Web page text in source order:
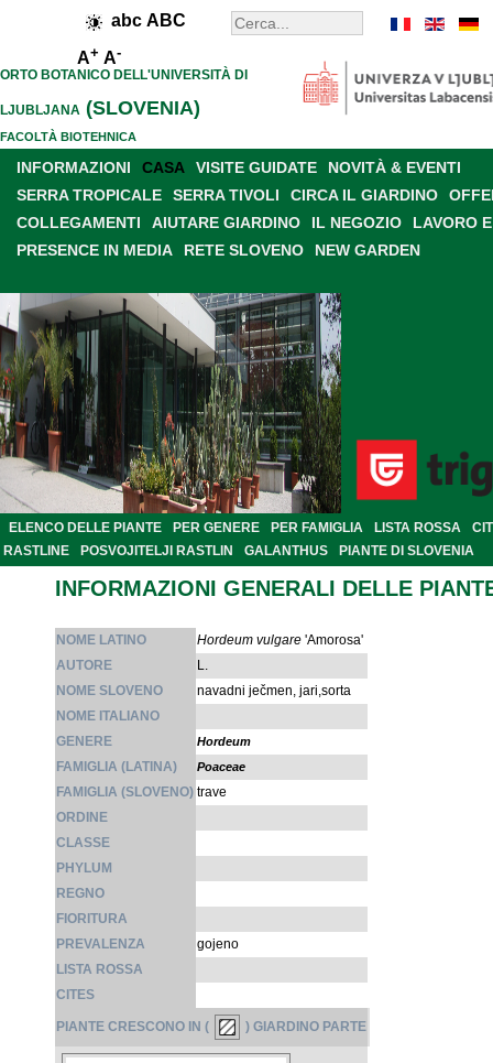
abc ABC
A+ A-
ORTO BOTANICO DELL'UNIVERSITÀ DI
LJUBLJANA (SLOVENIA)
FACOLTÀ BIOTEHNICA
INFORMAZIONI CASA VISITE GUIDATE
NOVITÀ & EVENTI
SERRA TROPICALE
SERRA TIVOLI CIRCA IL GIARDINO
COLLEGAMENTI
AIUTARE GIARDINO IL NEGOZIO
LAVORO
PRESENCE IN MEDIA
RETE SLOVENO NEW GARDEN
ELENCO DELLE PIANTE PER GENERE PER FAMIGLIA LISTA ROSSA
RASTLINE
POSVOJITELJI RASTLIN GALANTHUS PIANTE DI SLOVENIA
INFORMAZIONI GENERALI DELLE
NOME LATINO Hordeum vulgare 'Amorosa'
AUTORE
L.
NOME SLOVENO
navadni ječmen, jari,sorta
NOME ITALIANO
GENERE
Hordeum
FAMIGLIA (LATINA) Poaceae
FAMIGLIA (SLOVENO) trave
ORDINE
CLASSE
PHYLUM
REGNO
FIORITURA
PREVALENZA
gojeno
LISTA ROSSA
CITES
PIANTE CRESCONO IN ( ) GIARDINO PARTE